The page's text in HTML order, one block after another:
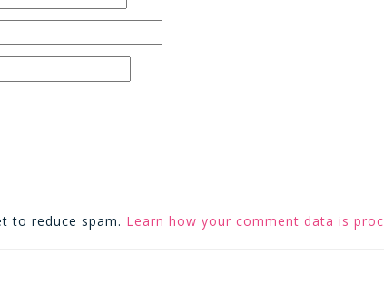
to reduce spam. Learn how your comment data is